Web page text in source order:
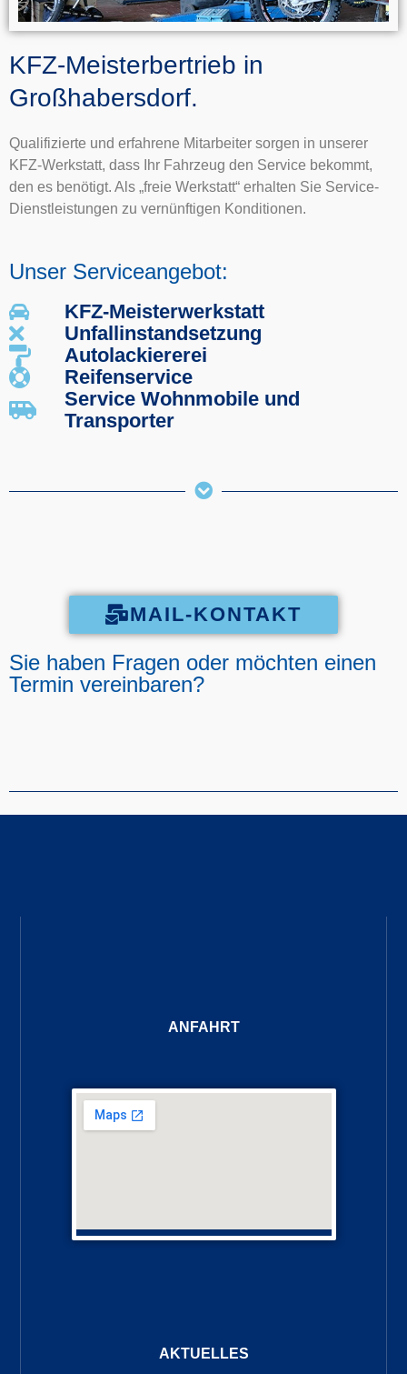
KFZ-Meisterbertrieb in
Großhabersdorf.
Qualifizierte und erfahrene Mitarbeiter sorgen in unserer
KFZ-Werkstatt, dass Ihr Fahrzeug den Service bekommt,
den es benötigt. Als „freie Werkstatt“ erhalten Sie Service-
Dienstleistungen zu vernünftigen Konditionen.
Unser Serviceangebot:
KFZ-Meisterwerkstatt
Unfallinstandsetzung
Autolackiererei
Reifenservice
Service Wohnmobile und
Transporter
MAIL-KONTAKT
Sie haben Fragen oder möchten einen
Termin vereinbaren?
ANFAHRT
AKTUELLES